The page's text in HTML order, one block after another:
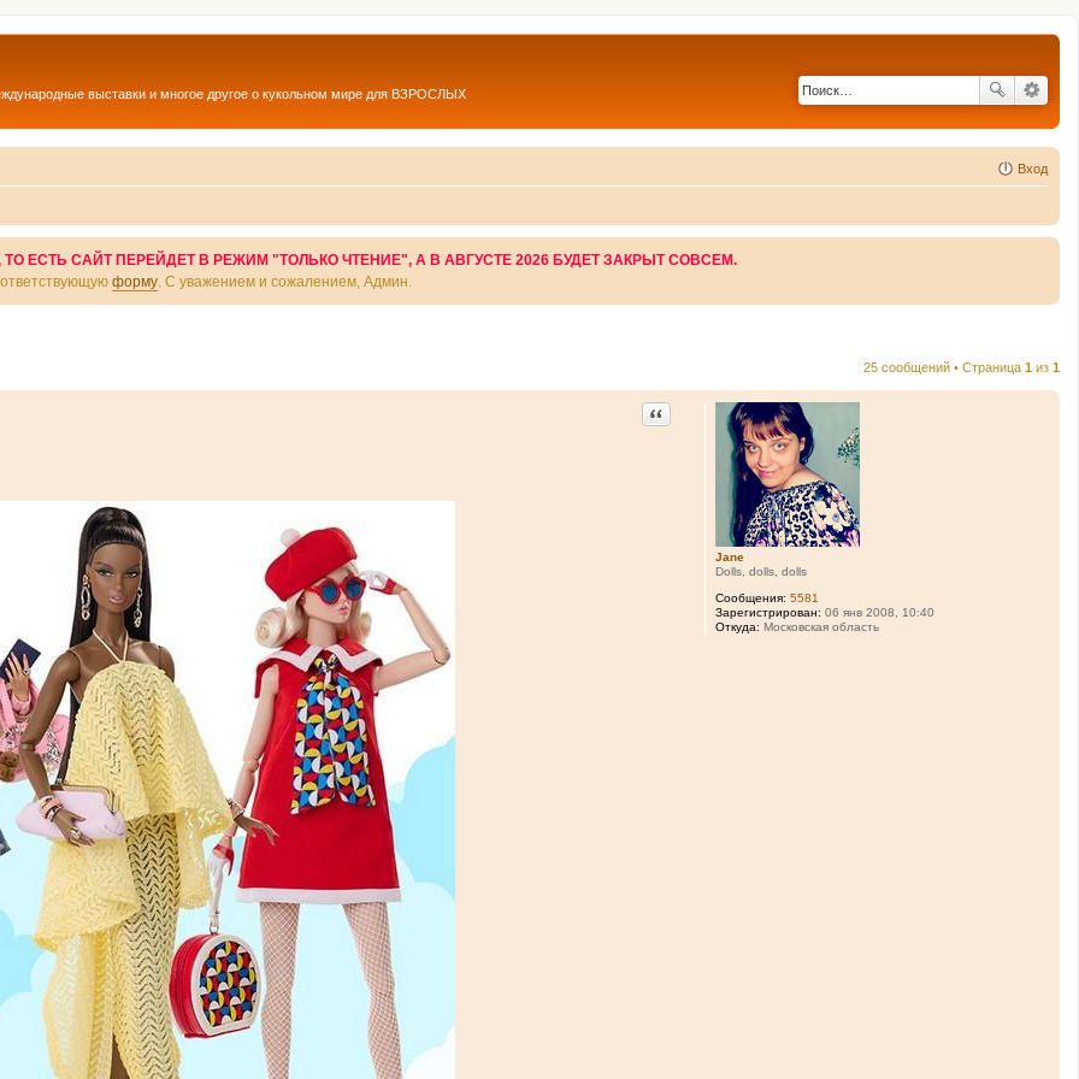
выставки и многое другое о кукольном мире для ВЗРОСЛЫХ
Вход
ЕСТЬ САЙТ ПЕРЕЙДЕТ В РЕЖИМ "ТОЛЬКО ЧТЕНИЕ", А В АВГУСТЕ 2026 БУДЕТ ЗАКРЫТ СОВСЕМ.
форму . С уважением и сожалением, Админ.
25 сообщений • Страница 1 из 1
Jane
Dolls, dolls, dolls
Сообщения: 5581
Зарегистрирован: 06 янв 2008, 10:40
Откуда: Московская область
Цитата